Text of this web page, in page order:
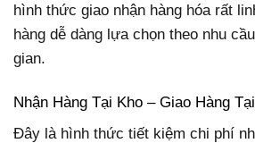
hình thức giao nhận hàng hóa rất
hàng dễ dàng lựa chọn theo nhu
gian.
Nhận Hàng Tại Kho – Giao Hàng
Đây là hình thức tiết kiệm chi phí